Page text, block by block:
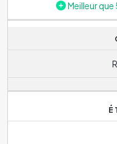
Meilleur que